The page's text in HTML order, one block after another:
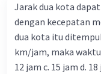
Jarak dua kota
dengan kecepatan
dua kota itu
km/jam, maka waktu
12 jam c. 15